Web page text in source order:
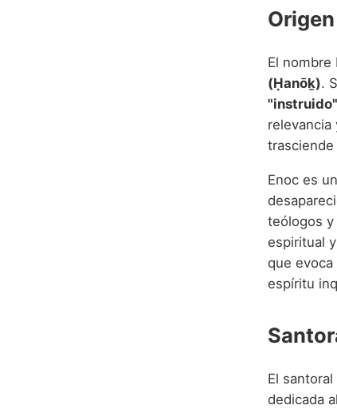
El nombre
(Ḥanōḵ).
"instruido"
Enoc es
teólogos y
espiritual
que
espíritu
El
dedicada